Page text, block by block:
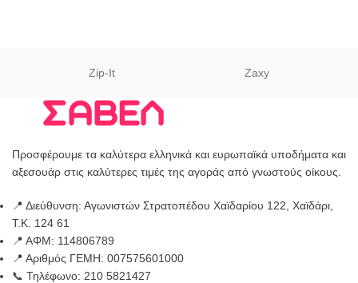
Zip-It Zaxy
Προσφέρουμε τα καλύτερα ελληνικά και ευρωπαϊκά υποδήματα και
αξεσουάρ στις καλύτερες τιμές της αγοράς από γνωστούς οίκους.
📍 Διεύθυνση: Αγωνιστών Στρατοπέδου Χαϊδαρίου 122, Χαϊδάρι,
Τ.Κ. 124 61
📍 ΑΦΜ: 114806789
📍 Αριθμός ΓΕΜΗ: 007575601000
📞 Τηλέφωνο: 210 5821427